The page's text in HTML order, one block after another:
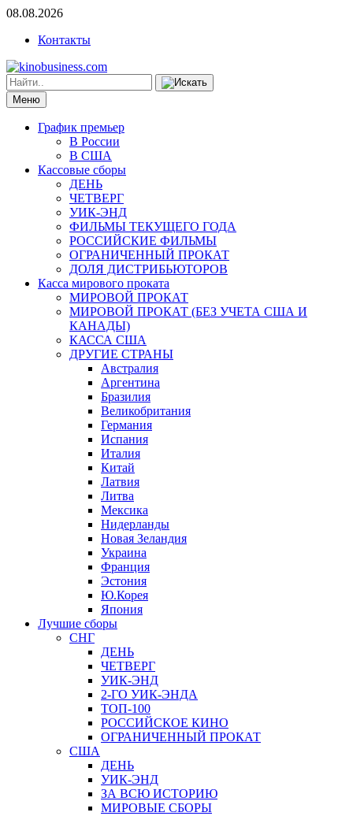
08.08.2026
Контакты
Меню
График премьер
В России
В США
Кассовые сборы
ДЕНЬ
ЧЕТВЕРГ
УИК-ЭНД
ФИЛЬМЫ ТЕКУЩЕГО ГОДА
РОССИЙСКИЕ ФИЛЬМЫ
ОГРАНИЧЕННЫЙ ПРОКАТ
ДОЛЯ ДИСТРИБЬЮТОРОВ
Касса мирового проката
МИРОВОЙ ПРОКАТ
МИРОВОЙ ПРОКАТ (БЕЗ УЧЕТА США И
КАНАДЫ)
КАССА США
ДРУГИЕ СТРАНЫ
Австралия
Аргентина
Бразилия
Великобритания
Германия
Испания
Италия
Китай
Латвия
Литва
Мексика
Нидерланды
Новая Зеландия
Украина
Франция
Эстония
Ю.Корея
Япония
Лучшие сборы
СНГ
ДЕНЬ
ЧЕТВЕРГ
УИК-ЭНД
2-ГО УИК-ЭНДА
ТОП-100
РОССИЙСКОЕ КИНО
ОГРАНИЧЕННЫЙ ПРОКАТ
США
ДЕНЬ
УИК-ЭНД
ЗА ВСЮ ИСТОРИЮ
МИРОВЫЕ СБОРЫ